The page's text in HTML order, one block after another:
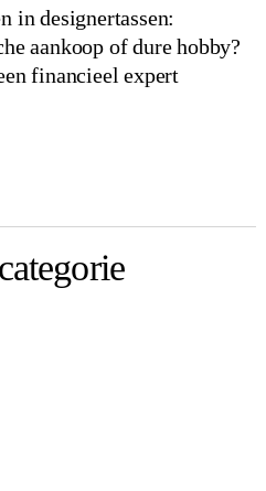
in designertassen:
aankoop of dure hobby?
financieel expert